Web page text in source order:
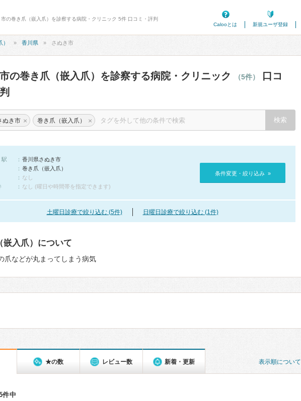
の巻き爪（嵌入爪）を診察する病院・クリニック 5件 口コミ・評判
Calooとは
新規ユーザ登録
香川県 さぬき市
の巻き爪（嵌入爪）を診察する病院・クリニック （5件）
口コ
ぬき市 × 巻き爪（嵌入爪） ×
駅
香川県さぬき市
巻き爪（嵌入爪）
なし
なし (曜日や時間帯を指定できます)
条件変更・絞り込み »
土曜日診療で絞り込む (5件) 日曜日診療で絞り込む (1件)
嵌入爪）について
爪などが丸まってしまう病気
表示順について
★の数 レビュー数 新着・更新
件中